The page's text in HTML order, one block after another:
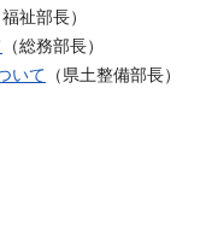
福祉部長）
（総務部長）
いて （県土整備部長）